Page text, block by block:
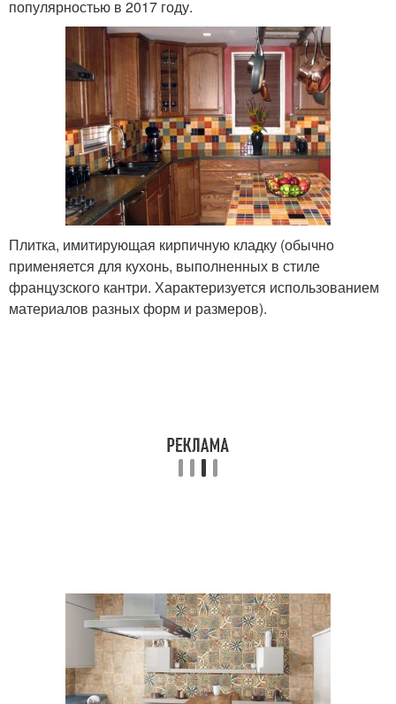
популярностью в 2017 году.
Плитка, имитирующая кирпичную кладку (обычно
применяется для кухонь, выполненных в стиле
французского кантри. Характеризуется использованием
материалов разных форм и размеров).